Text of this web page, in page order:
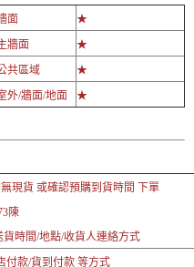
面
★
牆面
★
共區域
★
外/牆面/地面 ★
現貨 或確認預購到貨時間 下單
陳
時間/地點/收貨人連絡方式
付款/貨到付款 等方式